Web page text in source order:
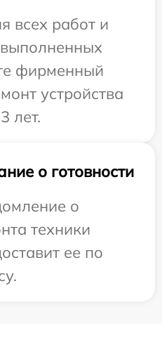
всех работ и
фирменный
устройства
лет.
о готовности
о
техники
ее по